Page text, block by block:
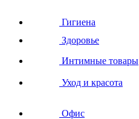
Гигиена
Здоровье
Интимные товары
Уход и красота
Офис